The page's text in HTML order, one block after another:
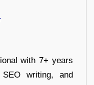
with 7+ years
writing, and